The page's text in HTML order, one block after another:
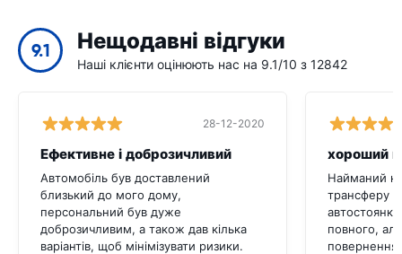
9.1 Нещодавні відгуки
Наші клієнти оцінюють нас на 9.1/10 з 12842
28-12-2020
Ефективне і доброзичливий
Автомобіль був доставлений
близький до мого дому,
персональний був дуже
доброзичливим, а також дав кілька
варіантів, щоб мінімізувати ризики.
хороший
Найманий
трансферу в
повного,